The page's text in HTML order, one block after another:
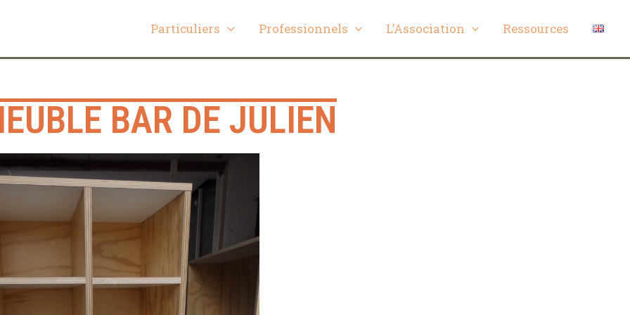
Particuliers Professionnels L’Association Ressources
BAR DE JULIEN